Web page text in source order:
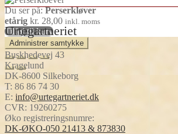
Urtegartneriet
Buskhedevej 43
Kragelund
DK-8600 Silkeborg
T: 86 86 74 30
E: info@urtegartneriet.dk
CVR: 19260275
Øko registreringsnumre:
DK-ØKO-050 21413 & 873830
Du ser på:Perserkløver
etårig kr. 28,00 inkl. moms
Tilføj til kurv
Administrer samtykke